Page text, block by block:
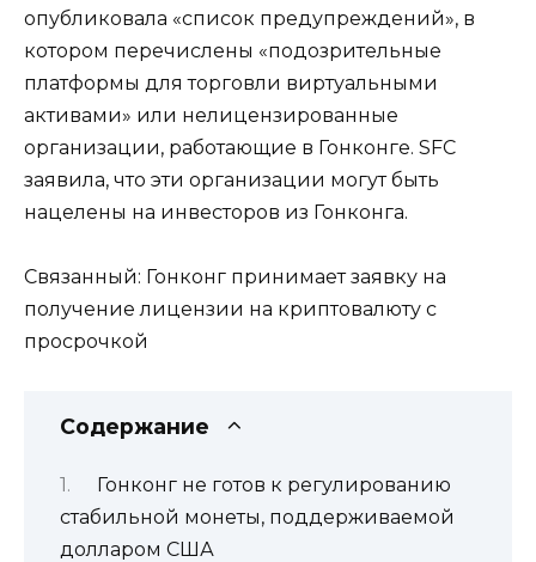
опубликовала «список предупреждений», в
котором перечислены «подозрительные
платформы для торговли виртуальными
активами» или нелицензированные
организации, работающие в Гонконге. SFC
заявила, что эти организации могут быть
нацелены на инвесторов из Гонконга.
Связанный: Гонконг принимает заявку на
получение лицензии на криптовалюту с
просрочкой
Содержание
Гонконг не готов к регулированию
стабильной монеты, поддерживаемой
долларом США